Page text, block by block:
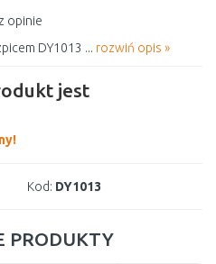
opinie
DY1013 ... rozwiń opis »
jest
Kod: DY1013
PRODUKTY